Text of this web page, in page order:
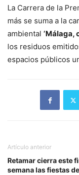
La Carrera de la
más se suma a la
ambiental ‘Málaga,
los residuos
espacios públicos
Artículo anterior
Retamar cierra este
semana las fiestas